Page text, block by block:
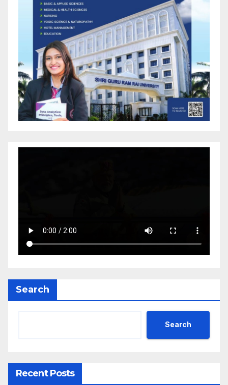
Search
Search
Recent Posts